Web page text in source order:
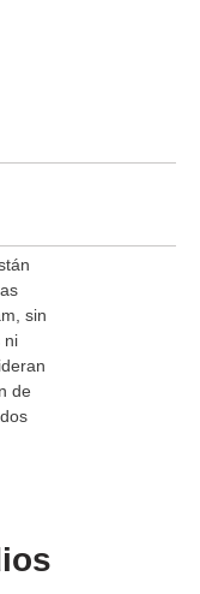
sin
ni
de